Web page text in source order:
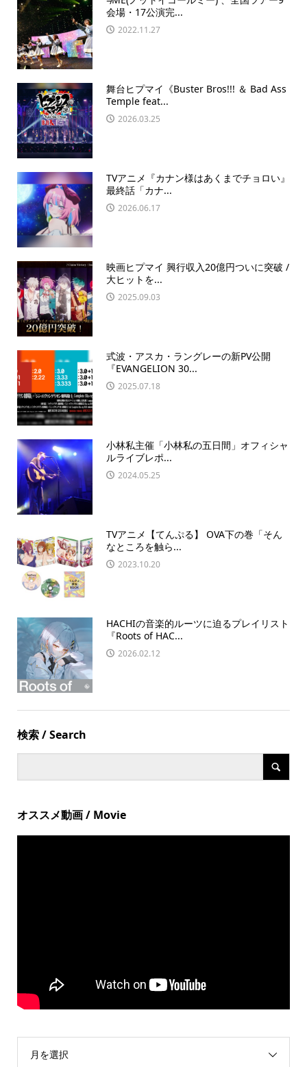
会場・17公演完...
2022.11.27
舞台ヒプマイ《Buster Bros!!! ＆ Bad Ass
Temple feat...
2026.03.25
TVアニメ『カナン様はあくまでチョロい』
最終話「カナ...
2026.06.17
映画ヒプマイ 興行収入20億円ついに突破 /
大ヒットを...
2025.09.03
式波・アスカ・ラングレーの新PV公開
『EVANGELION 30...
2025.07.18
小林私主催「小林私の五日間」オフィシャ
ルライブレポ...
2024.05.25
TVアニメ【てんぷる】 OVA下の巻「そん
なところを触ら...
2023.10.20
HACHIの音楽的ルーツに迫るプレイリスト
『Roots of HAC...
2026.02.12
検索 / Search
オススメ動画 / Movie
月を選択